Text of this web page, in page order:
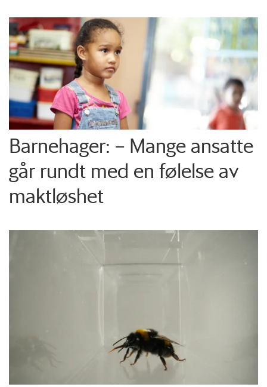
Barnehager: – Mange ansatte
går rundt med en følelse av
maktløshet